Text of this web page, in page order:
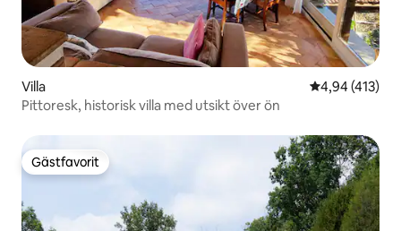
Villa 4,94 av 5 i
4,94 (413)
Pittoresk, historisk villa med utsikt över ön
Gästfavorit
Gästfavorit